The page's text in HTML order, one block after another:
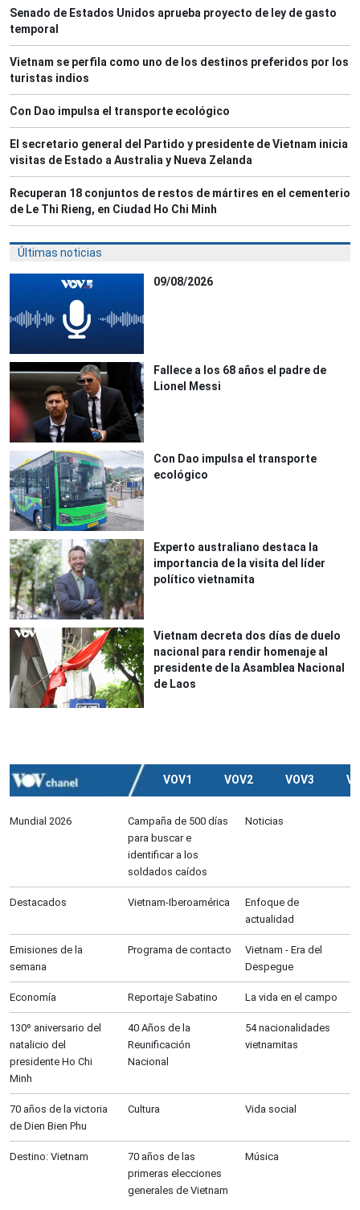
Senado de Estados Unidos aprueba proyecto de ley de gasto
temporal
Vietnam se perfila como uno de los destinos preferidos por los
turistas indios
Con Dao impulsa el transporte ecológico
El secretario general del Partido y presidente de Vietnam inicia
visitas de Estado a Australia y Nueva Zelanda
Recuperan 18 conjuntos de restos de mártires en el cementerio
de Le Thi Rieng, en Ciudad Ho Chi Minh
Últimas noticias
09/08/2026
Fallece a los 68 años el padre de
Lionel Messi
Con Dao impulsa el transporte
ecológico
Experto australiano destaca la
importancia de la visita del líder
político vietnamita
Vietnam decreta dos días de duelo
nacional para rendir homenaje al
presidente de la Asamblea Nacional
de Laos
VOV1 VOV2 VOV3
Mundial 2026
Campaña de 500 días
para buscar e
identificar a los
soldados caídos
Noticias
Destacados Vietnam-Iberoamérica
Enfoque de
actualidad
Emisiones de la
semana
Programa de contacto
Vietnam - Era del
Despegue
Economía Reportaje Sabatino La vida en el campo
130º aniversario del
natalicio del
presidente Ho Chi
Minh
40 Años de la
Reunificación
Nacional
54 nacionalidades
vietnamitas
70 años de la victoria
de Dien Bien Phu
Cultura Vida social
Destino: Vietnam
70 años de las
primeras elecciones
generales de Vietnam
Música